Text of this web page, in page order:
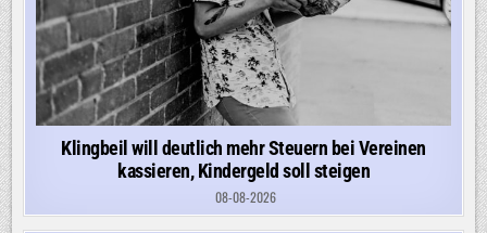
Klingbeil will deutlich mehr Steuern bei Vereinen
kassieren, Kindergeld soll steigen
08-08-2026